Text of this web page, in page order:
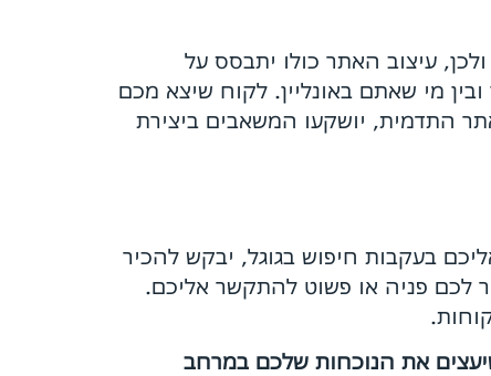
עיצוב האתר כולו יתבסס על
מי שאתם באונליין. לקוח שיצא מכם
התדמית, יושקעו המשאבים ביצירת
בעקבות חיפוש בגוגל, יבקש להכיר
לכם פניה או פשוט להתקשר אליכם.
את הנוכחות שלכם במרחב